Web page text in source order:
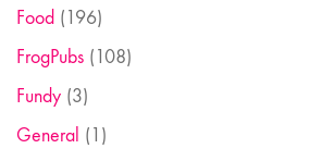
Food (196)
FrogPubs (108)
Fundy (3)
General (1)